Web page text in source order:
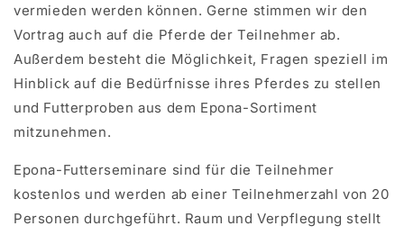
vermieden werden können. Gerne stimmen wir den
Vortrag auch auf die Pferde der Teilnehmer ab.
Außerdem besteht die Möglichkeit, Fragen speziell im
Hinblick auf die Bedürfnisse ihres Pferdes zu stellen
und Futterproben aus dem Epona-Sortiment
mitzunehmen.
Epona-Futterseminare sind für die Teilnehmer
kostenlos und werden ab einer Teilnehmerzahl von 20
Personen durchgeführt. Raum und Verpflegung stellt